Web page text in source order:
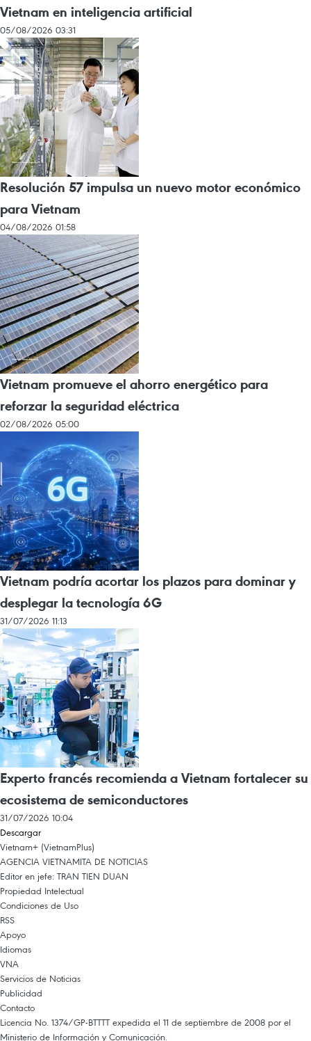
Vietnam en inteligencia artificial
05/08/2026 03:31
Resolución 57 impulsa un nuevo motor económico
para Vietnam
04/08/2026 01:58
Vietnam promueve el ahorro energético para
reforzar la seguridad eléctrica
02/08/2026 05:00
Vietnam podría acortar los plazos para dominar y
desplegar la tecnología 6G
31/07/2026 11:13
Experto francés recomienda a Vietnam fortalecer su
ecosistema de semiconductores
31/07/2026 10:04
Descargar
Vietnam+ (VietnamPlus)
AGENCIA VIETNAMITA DE NOTICIAS
Editor en jefe: TRAN TIEN DUAN
Propiedad Intelectual
Condiciones de Uso
RSS
Apoyo
Idiomas
VNA
Servicios de Noticias
Publicidad
Contacto
Licencia No. 1374/GP-BTTTT expedida el 11 de septiembre de 2008 por el
Ministerio de Información y Comunicación.